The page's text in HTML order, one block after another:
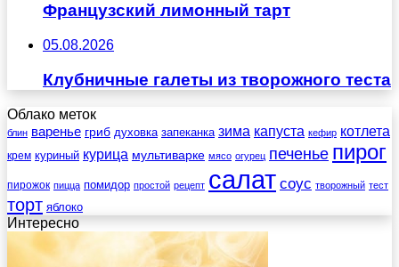
Французский лимонный тарт
05.08.2026
Клубничные галеты из творожного теста
Облако меток
блин варенье гриб духовка запеканка зима капуста кефир котлета
крем куриный курица мультиварке мясо огурец печенье пирог
пирожок пицца помидор простой рецепт салат соус творожный тест
торт яблоко
Интересно